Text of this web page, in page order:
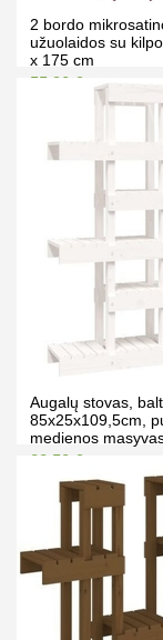
2 bordo
užuolaidos su
x 175 cm
55.90 €
Kaina
67.00 €
PIRKTI
Augalų stovas,
85x25x109,5cm,
medienos
88.50 €
Kaina